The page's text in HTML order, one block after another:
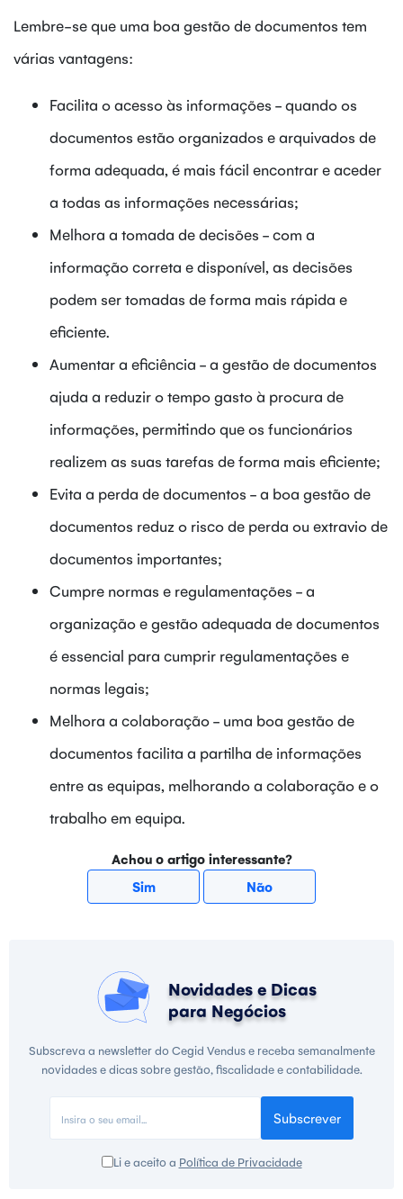
Lembre-se que uma boa gestão de documentos tem
várias vantagens:
Facilita o acesso às informações - quando os
documentos estão organizados e arquivados de
forma adequada, é mais fácil encontrar e aceder
a todas as informações necessárias;
Melhora a tomada de decisões - com a
informação correta e disponível, as decisões
podem ser tomadas de forma mais rápida e
eficiente.
Aumentar a eficiência - a gestão de documentos
ajuda a reduzir o tempo gasto à procura de
informações, permitindo que os funcionários
realizem as suas tarefas de forma mais eficiente;
Evita a perda de documentos - a boa gestão de
documentos reduz o risco de perda ou extravio de
documentos importantes;
Cumpre normas e regulamentações - a
organização e gestão adequada de documentos
é essencial para cumprir regulamentações e
normas legais;
Melhora a colaboração - uma boa gestão de
documentos facilita a partilha de informações
entre as equipas, melhorando a colaboração e o
trabalho em equipa.
Achou o artigo interessante?
Sim
Não
Novidades e Dicas
para Negócios
Subscreva a newsletter do Cegid Vendus e receba semanalmente
novidades e dicas sobre gestão, fiscalidade e contabilidade.
Subscrever
Li e aceito a Política de Privacidade